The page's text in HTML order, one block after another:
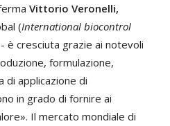
Vittorio Veronelli,
(International biocontrol
è cresciuta grazie ai notevoli
formulazione,
di applicazione di
in grado di fornire ai
Il mercato mondiale di